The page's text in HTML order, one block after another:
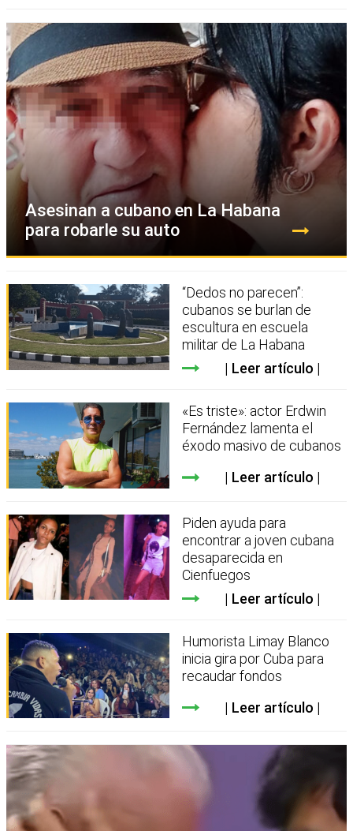
Asesinan a cubano en La Habana
para robarle su auto
“Dedos no parecen”:
cubanos se burlan de
escultura en escuela
militar de La Habana
Leer artículo
«Es triste»: actor Erdwin
Fernández lamenta el
éxodo masivo de cubanos
Leer artículo
Piden ayuda para
encontrar a joven cubana
desaparecida en
Cienfuegos
Leer artículo
Humorista Limay Blanco
inicia gira por Cuba para
recaudar fondos
Leer artículo